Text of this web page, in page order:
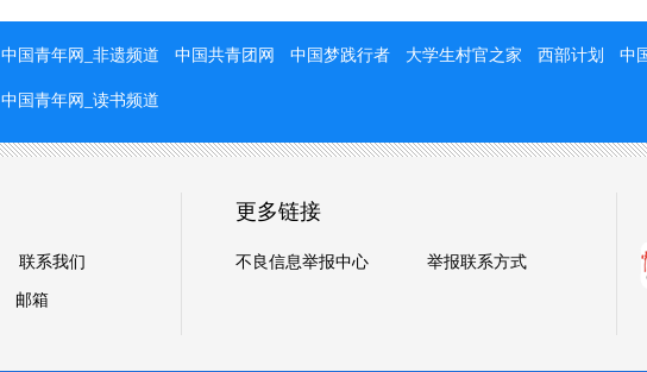
中国青年网_非遗频道 中国共青团网 中国梦践行者 大学生村官之家 西部计划 中
中国青年网_读书频道
联系我们
邮箱
更多链接
不良信息举报中心 举报联系方式